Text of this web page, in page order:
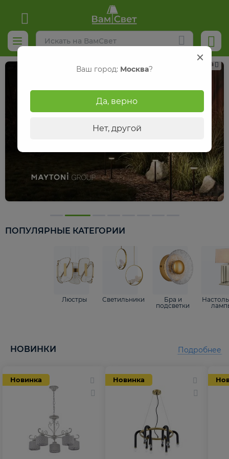
Реклама
ПОПУЛЯРНЫЕ КАТЕГОРИИ
Люстры Светильники
Бра и
подсветки
НОВИНКИ
Новинка Новинка
Подробнее
Ваш город: Москва?
Да, верно
Нет, другой